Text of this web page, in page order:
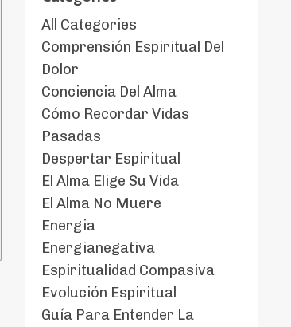
All Categories
Comprensión Espiritual Del
Dolor
Conciencia Del Alma
Cómo Recordar Vidas
Pasadas
Despertar Espiritual
El Alma Elige Su Vida
El Alma No Muere
Energia
Energianegativa
Espiritualidad Compasiva
Evolución Espiritual
Guía Para Entender La